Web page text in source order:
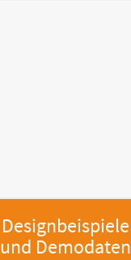
Designbeispiele
und Demodaten